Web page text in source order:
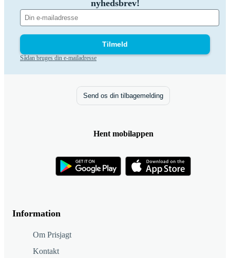
nyhedsbrev!
Tilmeld
Sådan bruges din e-mailadresse
Information
Om Prisjagt
Kontakt
Send os din tilbagemelding
Hent mobilappen